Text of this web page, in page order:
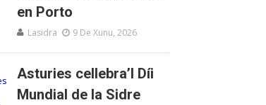
en Porto
Lasidra 9 De Xunu, 2026
Asturies cellebra’l Díi
Mundial de la Sidre